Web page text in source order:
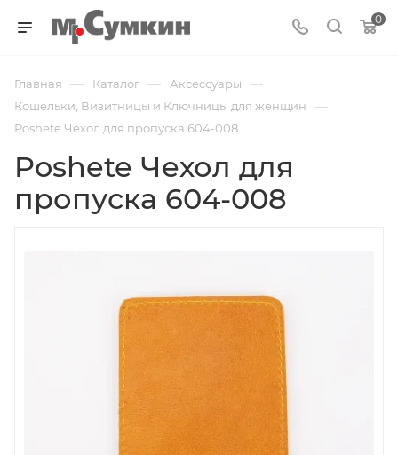
0
Главная — Каталог — Аксессуары —
Кошельки, Визитницы и Ключницы для женщин —
Poshete Чехол для пропуска 604-008
Poshete Чехол для
пропуска 604-008